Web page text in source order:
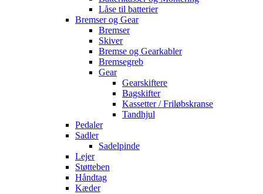
Låse til batterier
Bremser og Gear
Bremser
Skiver
Bremse og Gearkabler
Bremsegreb
Gear
Gearskiftere
Bagskifter
Kassetter / Friløbskranse
Tandhjul
Pedaler
Sadler
Sadelpinde
Lejer
Støtteben
Håndtag
Kæder